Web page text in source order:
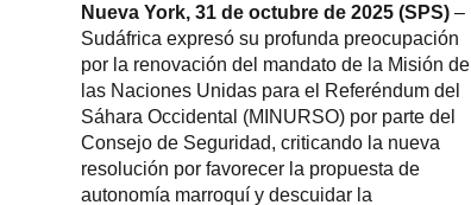
Nueva York, 31 de octubre de 2025 (SPS) –
Sudáfrica expresó su profunda preocupación
por la renovación del mandato de la Misión de
las Naciones Unidas para el Referéndum del
Sáhara Occidental (MINURSO) por parte del
Consejo de Seguridad, criticando la nueva
resolución por favorecer la propuesta de
autonomía marroquí y descuidar la